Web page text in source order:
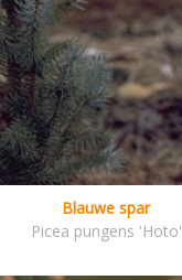
Blauwe spar
Picea pungens 'Hoto'